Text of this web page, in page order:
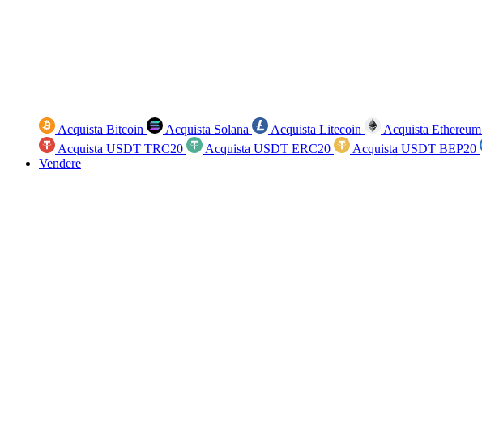
Acquista Bitcoin Acquista Solana Acquista Litecoin Acquista Ethereum
Acquista USDT TRC20
Acquista USDT ERC20 Acquista USDT BEP20
Vendere